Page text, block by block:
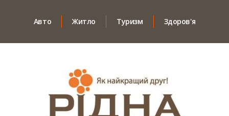
Авто Житло Туризм Здоров'я